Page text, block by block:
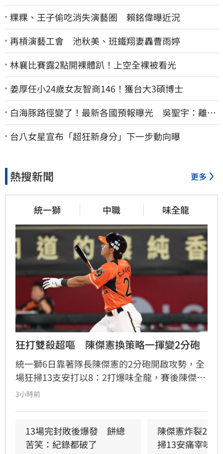
粿粿、王子偷吃消失演藝圈 賴銘偉曝近況
再槓演藝工會 池秋美、班鐵翔妻轟曹雨婷
林襄比賽露2點開裸體趴！上空全裸被看光
姜厚任小24歲女友智商146！獲台大3碩博士
白海豚路徑變了！最新各國預報曝光 吳聖宇：離台
灣又更近一點
台八女星宣布「超狂新身分」下一步動向曝
熱搜新聞 更多
統一獅 中職 味全龍
狂打雙殺超嘔　陳傑憲換策略一揮變2分砲
統一獅6日靠著隊長陳傑憲的2分砲開啟攻勢，全
場狂掃13支安打以8：2打爆味全龍，賽後陳傑憲
透露因為上週末自己擊出太多雙殺，當時上場只
3小時前
13場完封敗後爆發　餅總
苦笑：紀錄都破了
陳傑憲炸裂2分
掃13安痛宰味全